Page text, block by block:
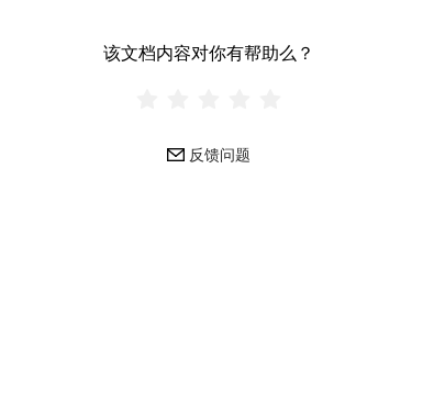
该文档内容对你有帮助么？
反馈问题